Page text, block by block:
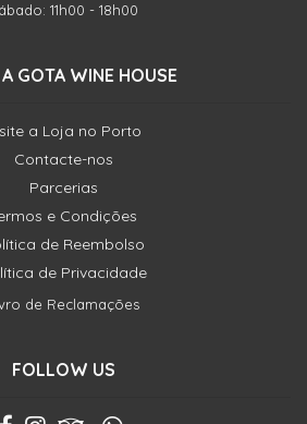
11h00 - 18h00
GOTA WINE HOUSE
a Loja no Porto
Contacte-nos
Parcerias
e Condições
de Reembolso
de Privacidade
de Reclamações
FOLLOW US